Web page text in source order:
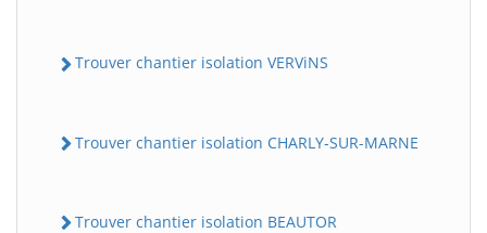
Trouver chantier isolation VERViNS
Trouver chantier isolation CHARLY-SUR-MARNE
Trouver chantier isolation BEAUTOR